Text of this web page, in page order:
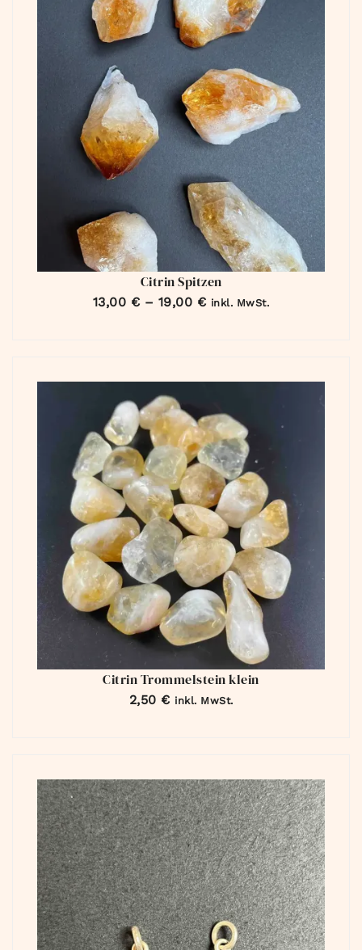
Citrin Spitzen
13,00 € – 19,00 € inkl. MwSt.
Citrin Trommelstein klein
2,50 € inkl. MwSt.